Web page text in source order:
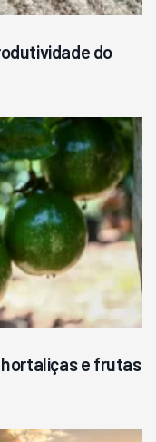
do
e frutas